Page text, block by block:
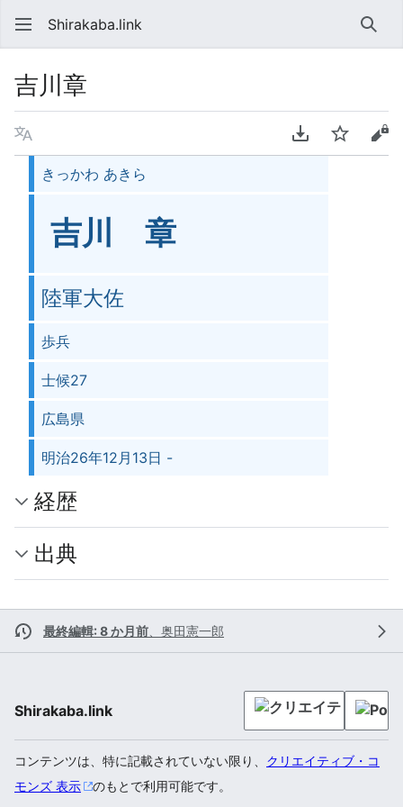
Shirakaba.link 検索
吉川章
言語 PDFをダウンロ
ウォッチソ
きっかわ あきら
吉川 章
陸軍大佐
歩兵
士候27
広島県
明治26年12月13日 -
経歴
出典
最終編輯: 8 か月前 奥田憲一郎
Shirakaba.link
コンテンツは、特に記載されていない限り、 クリエイティブ・コ
モンズ 表示
のもとで利用可能です。